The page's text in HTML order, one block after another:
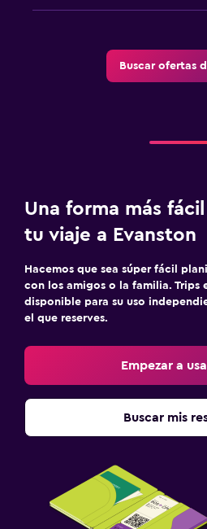
Buscar ofertas
Una forma más
tu viaje a Evanston
Hacemos que sea súper fácil
con los amigos o la familia. Trips
disponible para su uso
el que reserves.
Empezar a
Buscar mis